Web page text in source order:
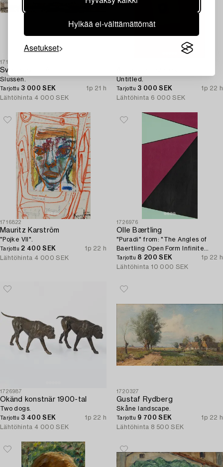
Hylkää ei-välttämättömät
Asetukset
1716795
Svenolov Ehrén
Slussen.
Tarjottu 3 000 SEK
1p 21 h
Lähtöhinta 4 000 SEK
Untitled.
Tarjottu 3 000 SEK
1p 22 h
Lähtöhinta 6 000 SEK
1716822
Mauritz Karström
"Pojke VII".
Tarjottu 2 400 SEK
1p 22 h
Lähtöhinta 4 000 SEK
1726976
Olle Bærtling
"Puradi" from: "The Angles of
Baertling Open Form Infinite
Space From Cinètisme to Open
Form 1949-1968".
Tarjottu 8 200 SEK
1p 22 h
Lähtöhinta 10 000 SEK
1726987
Okänd konstnär 1900-tal
Two dogs.
Tarjottu 3 400 SEK
1p 22 h
Lähtöhinta 4 000 SEK
1720327
Gustaf Rydberg
Skåne landscape.
Tarjottu 9 700 SEK
1p 22 h
Lähtöhinta 8 500 SEK